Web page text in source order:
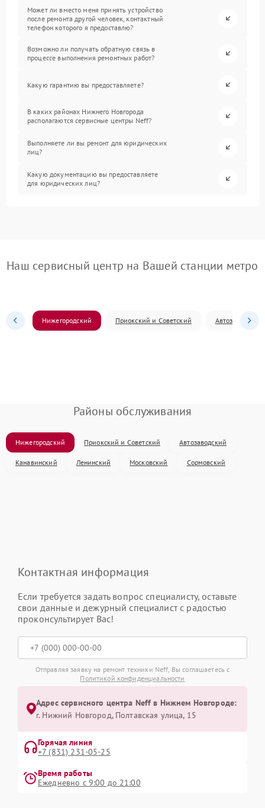
Может ли вместо меня принять устройство
после ремонта другой человек, контактный
телефон которого я предоставлю?
Возможно ли получать обратную связь в
процессе выполнения ремонтных работ?
Какую гарантию вы предоставляете?
В каких районах Нижнего Новгорода
располагаются сервисные центры Neff?
Выполняете ли вы ремонт для юридических
лиц?
Какую документацию вы предоставляете
для юридических лиц?
Наш сервисный центр на Вашей станции метро
Нижегородский Приокский и Советский Автозаводский
Районы обслуживания
Нижегородский Приокский и Советский Автозаводский
Канавинский Ленинский Московский Сормовский
Контактная информация
Если требуется задать вопрос специалисту, оставьте
свои данные и дежурный специалист с радостью
проконсультирует Вас!
Отправляя заявку на ремонт техники Neff, Вы соглашаетесь с
Политикой конфиденциальности
Адрес сервисного центра Neff в Нижнем Новгороде:
г. Нижний Новгород, Полтавская улица, 15
Горячая линия
+7 (831) 231-05-25
Время работы
Ежедневно с 9:00 до 21:00